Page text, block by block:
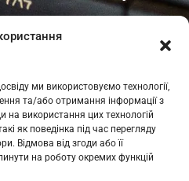
ми використовуємо технології,
та/або отримання інформації з
використання цих технологій
як поведінка під час перегляду
Відмова від згоди або її
на роботу окремих функцій